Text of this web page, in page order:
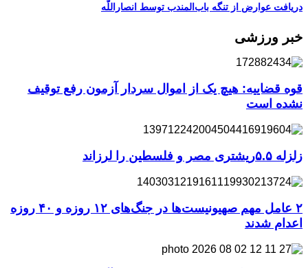
دریافت عوارض از تنگه باب‌المندب توسط انصاراللّه
خبر ورزشی
قوه قضاییه: هیچ یک از اموال سردار آزمون رفع توقیف
نشده است
زلزله ۵.۵ریشتری مصر و فلسطین را لرزاند
۲ عامل مهم صهیونیست‌ها در جنگ‌های ۱۲ روزه و ۴۰ روزه
اعدام شدند